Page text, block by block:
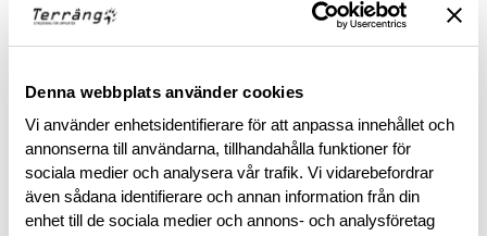
Denna webbplats använder cookies
Vi använder enhetsidentifierare för att anpassa innehållet och
annonserna till användarna, tillhandahålla funktioner för
sociala medier och analysera vår trafik. Vi vidarebefordrar
även sådana identifierare och annan information från din
enhet till de sociala medier och annons- och analysföretag
RECENSIONER
OM VARUMÄRKET